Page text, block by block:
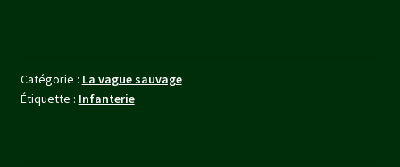
Catégorie : La vague sauvage
Étiquette : Infanterie